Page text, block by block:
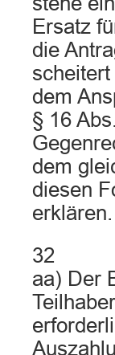
Ersatz
die
dem
§ 16
dem
diesen
erklären.
32
aa) Der